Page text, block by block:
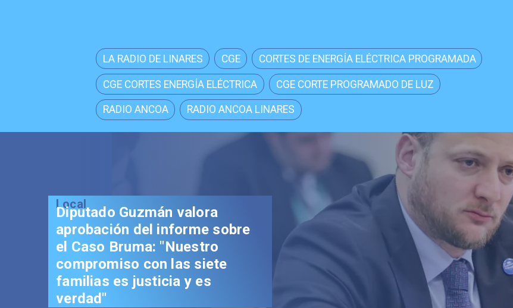
LA RADIO DE LINARES CGE CORTES DE ENERGÍA ELÉCTRICA PROGRAMADA
CGE CORTES ENERGÍA ELÉCTRICA CGE CORTE PROGRAMADO DE LUZ
RADIO ANCOA RADIO ANCOA LINARES
Local
Diputado Guzmán valora
aprobación del informe sobre
el Caso Bruma: "Nuestro
compromiso con las siete
familias es justicia y es
verdad"